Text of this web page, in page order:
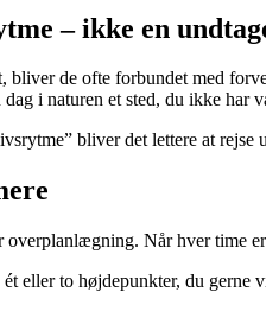
– ikke en
de ofte forbundet med
i naturen et sted, du ikke har
bliver det lettere at
overplanlægning. Når hver time
eller to højdepunkter, du gerne